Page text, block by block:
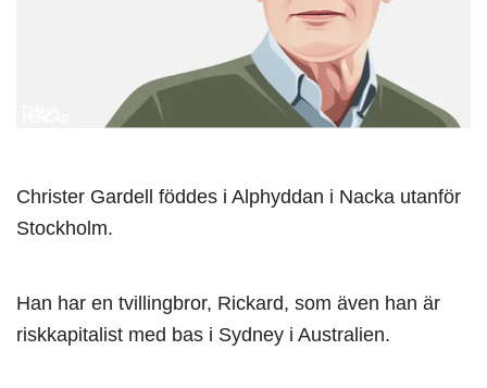
Christer Gardell föddes i Alphyddan i Nacka utanför
Stockholm.
Han har en tvillingbror, Rickard, som även han är
riskkapitalist med bas i Sydney i Australien.